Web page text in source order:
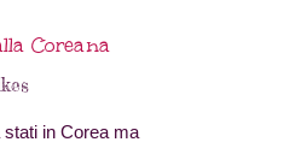
Coreana
in Corea ma